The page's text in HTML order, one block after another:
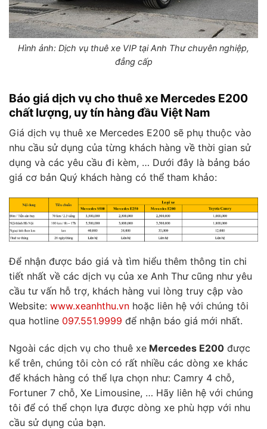
Hình ảnh: Dịch vụ thuê xe VIP tại Anh Thư chuyên nghiệp,
đẳng cấp
Báo giá dịch vụ cho thuê xe Mercedes E200
chất lượng, uy tín hàng đầu Việt Nam
Giá dịch vụ thuê xe Mercedes E200 sẽ phụ thuộc vào
nhu cầu sử dụng của từng khách hàng về thời gian sử
dụng và các yêu cầu đi kèm, … Dưới đây là bảng báo
giá cơ bản Quý khách hàng có thể tham khảo:
Để nhận được báo giá và tìm hiểu thêm thông tin chi
tiết nhất về các dịch vụ của xe Anh Thư cũng như yêu
cầu tư vấn hỗ trợ, khách hàng vui lòng truy cập vào
Website: www.xeanhthu.vn hoặc liên hệ với chúng tôi
qua hotline 097.551.9999 để nhận báo giá mới nhất.
Ngoài các dịch vụ cho thuê xe Mercedes E200 được
kể trên, chúng tôi còn có rất nhiều các dòng xe khác
để khách hàng có thể lựa chọn như: Camry 4 chỗ,
Fortuner 7 chỗ, Xe Limousine, … Hãy liên hệ với chúng
tôi để có thể chọn lựa được dòng xe phù hợp với nhu
cầu sử dụng của bạn.